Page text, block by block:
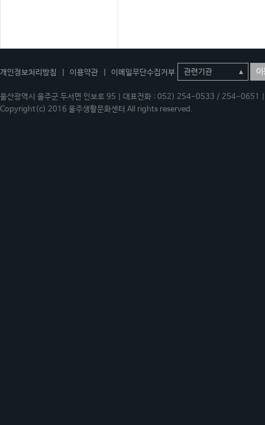
개인정보처리방침 이용약관 이메일무단수집거부 이
울산광역시 울주군 두서면 인보로 95 | 대표전화 : 052) 254-0533 / 254-
Copyright(c) 2016 울주생활문화센터 All rights reserved.